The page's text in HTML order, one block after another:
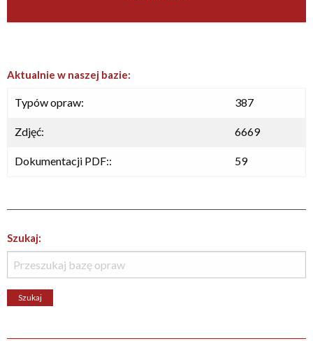
Aktualnie w naszej bazie:
Typów opraw: 387
Zdjęć: 6669
Dokumentacji PDF:: 59
Szukaj: